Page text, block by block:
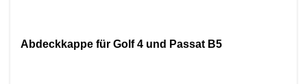
Abdeckkappe für Golf 4 und Passat B5